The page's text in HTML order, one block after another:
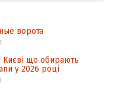
відповідно до
аспекти прав
(TRIPS) у
щодо
ворота
що обирають
у 2026 році